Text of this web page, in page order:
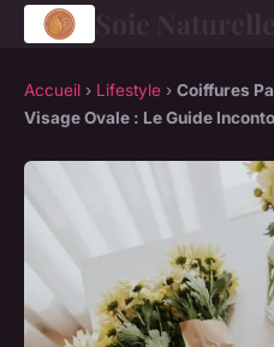
Accueil › Lifestyle › Coiffures
Visage Ovale : Le Guide